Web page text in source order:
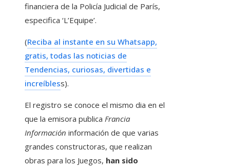
financiera de la Policía Judicial de París,
especifica ‘L’Equipe’.
(Reciba al instante en su Whatsapp,
gratis, todas las noticias de
Tendencias, curiosas, divertidas e
increíbless).
El registro se conoce el mismo dia en el
que la emisora ​​publica Francia
Información información de que varias
grandes constructoras, que realizan
obras para los Juegos, han sido